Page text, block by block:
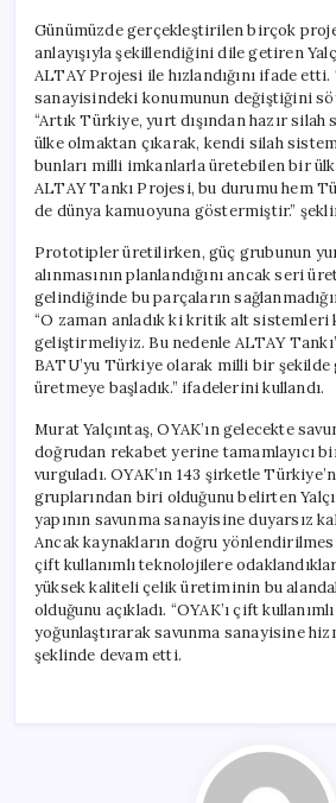
Günümüzde gerçekleştirilen birçok
anlayışıyla şekillendiğini dile getiren
ALTAY Projesi ile hızlandığını ifade
sanayisindeki konumunun değiştiğini
“Artık Türkiye, yurt dışından hazır
ülke olmaktan çıkarak, kendi silah
bunları milli imkanlarla üretebilen bir
ALTAY Tankı Projesi, bu durumu hem
de dünya kamuoyuna göstermiştir.”
Prototipler üretilirken, güç grubunun
alınmasının planlandığını ancak seri
gelindiğinde bu parçaların
“O zaman anladık ki kritik alt sistemleri
geliştirmeliyiz. Bu nedenle ALTAY
BATU’yu Türkiye olarak milli bir
üretmeye başladık.” ifadelerini kullandı.
Murat Yalçıntaş, OYAK’ın gelecekte
doğrudan rekabet yerine tamamlayıcı
vurguladı. OYAK’ın 143 şirketle
gruplarından biri olduğunu belirten
yapının savunma sanayisine duyarsız
Ancak kaynakların doğru
çift kullanımlı teknolojilere
yüksek kaliteli çelik üretiminin bu
olduğunu açıkladı. “OYAK’ı çift
yoğunlaştırarak savunma sanayisine
şeklinde devam etti.